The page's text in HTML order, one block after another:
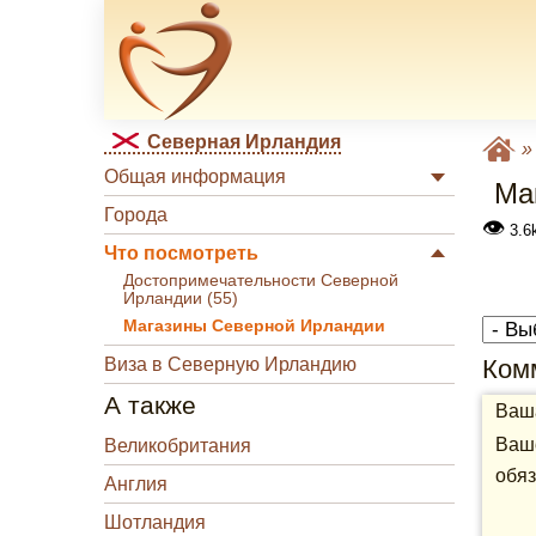
Северная Ирландия
Общая информация
Города
Что посмотреть
Достопримечательности Северной
Ирландии (55)
Магазины Северной Ирландии
Виза в Северную Ирландию
А также
Великобритания
Англия
Шотландия
»
👁